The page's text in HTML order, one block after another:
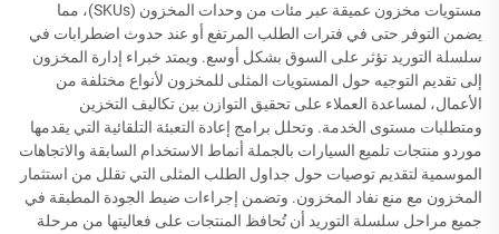
مستويات مخزون عميقة عبر مئات من وحدات المخزون (SKUs)، مما
يضمن التوفر حتى في فترات الطلب المرتفع أو عند حدوث اضطرابات في
سلسلة التوريد تؤثر على السوق بشكل أوسع. ويمتد خبراء إدارة المخزون
إلى تقديم التوجيه حول المستويات المثلى للمخزون لأنواع مختلفة من
الأعمال، لمساعدة العملاء على تحقيق التوازن بين تكاليف التخزين
ومتطلبات مستوى الخدمة. وتحلل برامج إعادة التعبئة التلقائية التي يقدمها
موردو منتجات تلميع السيارات بالجملة أنماط الاستخدام السابقة والاتجاهات
الموسمية لتقديم توصيات حول جداول الطلب المثلى التي تقلل من استثمار
المخزون مع منع نفاد المخزون. وتضمن إجراءات ضبط الجودة المطبقة في
جميع مراحل سلسلة التوريد أن تُحافظ المنتجات على فعاليتها من مرحلة